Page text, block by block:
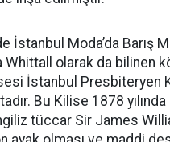
İstanbul Moda’da Barış
Whittall olarak da bilinen
İstanbul Presbiteryen
Bu Kilise 1878
tüccar Sir James